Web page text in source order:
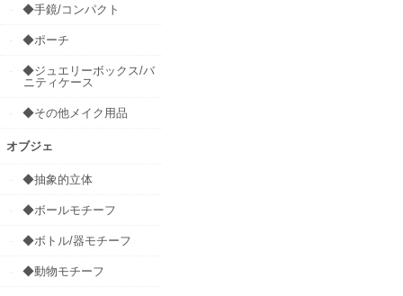
◆手鏡/コンパクト
◆ポーチ
◆ジュエリーボックス/バ
ニティケース
◆その他メイク用品
オブジェ
◆抽象的立体
◆ボールモチーフ
◆ボトル/器モチーフ
◆動物モチーフ